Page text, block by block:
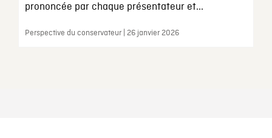
prononcée par chaque présentateur et...
Perspective du conservateur | 26 janvier 2026